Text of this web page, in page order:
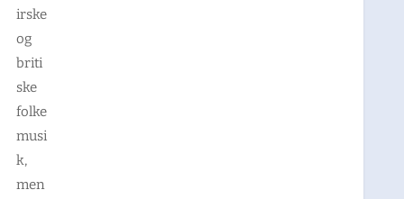
irske
og
briti
ske
folke
musi
k,
men